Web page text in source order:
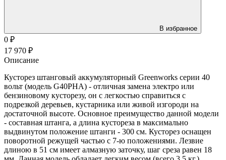
В избранное
0 ₽
17 970 ₽
Описание
Кусторез штанговый аккумуляторный Greenworks серии 40
вольт (модель G40PHA) - отличная замена электро или
бензиновому кусторезу, он с легкостью справиться с
подрезкой деревьев, кустарника или живой изгороди на
достаточной высоте. Основное преимущество данной модели
- составная штанга, а длина кустореза в максимально
выдвинутом положение штанги - 300 см. Кусторез оснащен
поворотной режущей частью с 7-ю положениями. Лезвие
длиною в 51 см имеет алмазную заточку, шаг среза равен 18